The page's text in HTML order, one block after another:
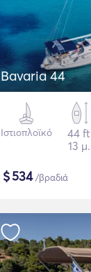
Bavaria 44
Ιστιοπλοϊκό
44 ft
13 μ.
$534/βραδιά